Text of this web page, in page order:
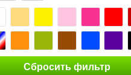
Сбросить фильтр